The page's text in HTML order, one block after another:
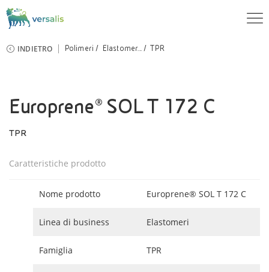
INDIETRO Polimeri Elastomer... TPR
Europrene® SOL T 172 C
TPR
Caratteristiche prodotto
Nome prodotto Europrene® SOL T 172 C
Linea di business Elastomeri
Famiglia TPR